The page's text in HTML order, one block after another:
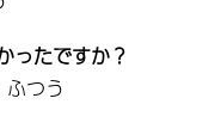
ったですか？
つう